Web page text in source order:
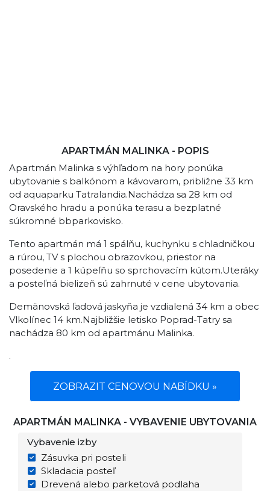
APARTMÁN MALINKA - POPIS
Apartmán Malinka s výhľadom na hory ponúka
ubytovanie s balkónom a kávovarom, približne 33 km
od aquaparku Tatralandia.Nachádza sa 28 km od
Oravského hradu a ponúka terasu a bezplatné
súkromné bbparkovisko.
Tento apartmán má 1 spálňu, kuchynku s chladničkou
a rúrou, TV s plochou obrazovkou, priestor na
posedenie a 1 kúpeľňu so sprchovacím kútom.Uteráky
a posteľná bielizeň sú zahrnuté v cene ubytovania.
Demänovská ľadová jaskyňa je vzdialená 34 km a obec
Vlkolínec 14 km.Najbližšie letisko Poprad-Tatry sa
nachádza 80 km od apartmánu Malinka.
.
ZOBRAZIT CENOVOU NABÍDKU »
APARTMÁN MALINKA - VYBAVENIE UBYTOVANIA
Vybavenie izby
Zásuvka pri posteli
Skladacia posteľ
Drevená alebo parketová podlaha